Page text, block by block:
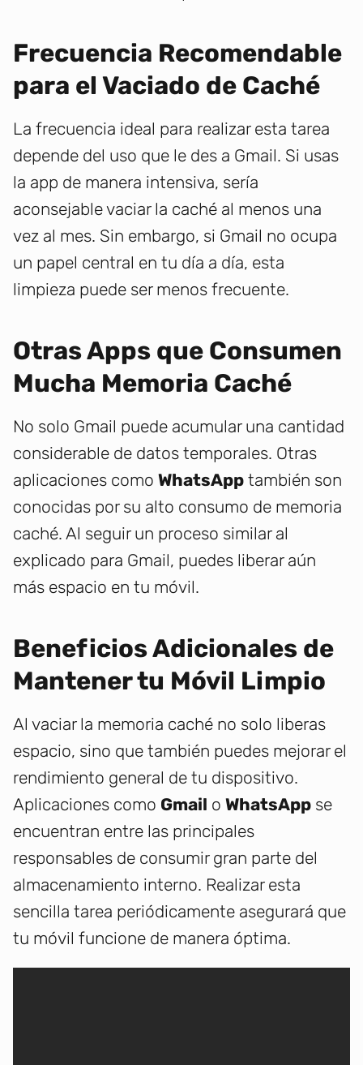
Frecuencia Recomendable
para el Vaciado de Caché
La frecuencia ideal para realizar esta tarea
depende del uso que le des a Gmail. Si usas
la app de manera intensiva, sería
aconsejable vaciar la caché al menos una
vez al mes. Sin embargo, si Gmail no ocupa
un papel central en tu día a día, esta
limpieza puede ser menos frecuente.
Otras Apps que Consumen
Mucha Memoria Caché
No solo Gmail puede acumular una cantidad
considerable de datos temporales. Otras
aplicaciones como WhatsApp también son
conocidas por su alto consumo de memoria
caché. Al seguir un proceso similar al
explicado para Gmail, puedes liberar aún
más espacio en tu móvil.
Beneficios Adicionales de
Mantener tu Móvil Limpio
Al vaciar la memoria caché no solo liberas
espacio, sino que también puedes mejorar el
rendimiento general de tu dispositivo.
Aplicaciones como Gmail o WhatsApp se
encuentran entre las principales
responsables de consumir gran parte del
almacenamiento interno. Realizar esta
sencilla tarea periódicamente asegurará que
tu móvil funcione de manera óptima.